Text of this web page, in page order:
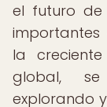
el futuro
la
global,
explorando